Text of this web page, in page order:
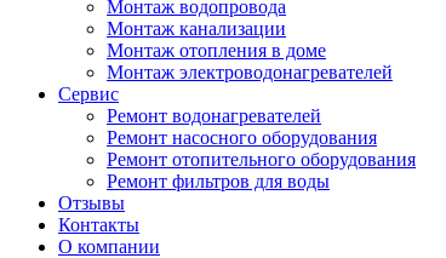
Монтаж водопровода
Монтаж канализации
Монтаж отопления в доме
Монтаж электроводонагревателей
Сервис
Ремонт водонагревателей
Ремонт насосного оборудования
Ремонт отопительного оборудования
Ремонт фильтров для воды
Отзывы
Контакты
О компании